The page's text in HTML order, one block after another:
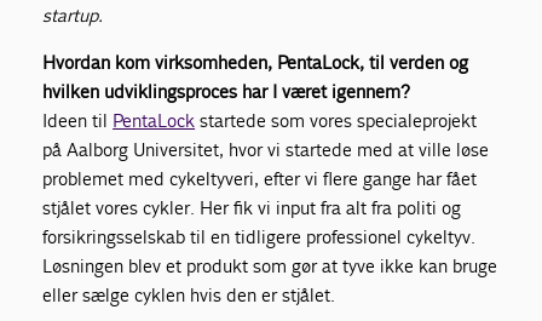
startup.
Hvordan kom virksomheden, PentaLock, til verden og
hvilken udviklingsproces har I været igennem?
Ideen til PentaLock startede som vores specialeprojekt
på Aalborg Universitet, hvor vi startede med at ville løse
problemet med cykeltyveri, efter vi flere gange har fået
stjålet vores cykler. Her fik vi input fra alt fra politi og
forsikringsselskab til en tidligere professionel cykeltyv.
Løsningen blev et produkt som gør at tyve ikke kan bruge
eller sælge cyklen hvis den er stjålet.